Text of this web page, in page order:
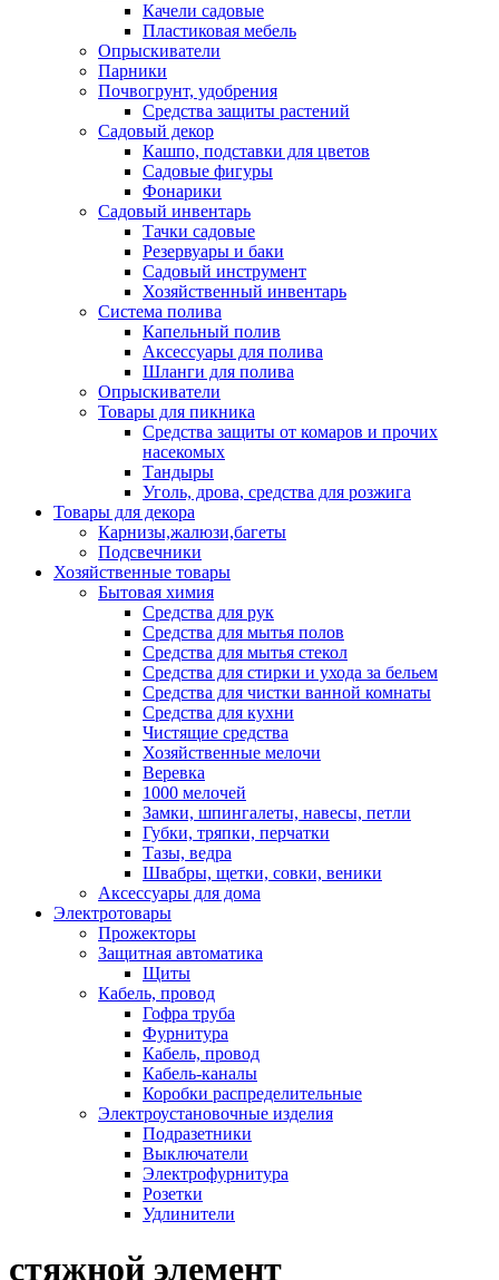
Качели садовые
Пластиковая мебель
Опрыскиватели
Парники
Почвогрунт, удобрения
Средства защиты растений
Садовый декор
Кашпо, подставки для цветов
Садовые фигуры
Фонарики
Садовый инвентарь
Тачки садовые
Резервуары и баки
Садовый инструмент
Хозяйственный инвентарь
Система полива
Капельный полив
Аксессуары для полива
Шланги для полива
Опрыскиватели
Товары для пикника
Средства защиты от комаров и прочих
насекомых
Тандыры
Уголь, дрова, средства для розжига
Товары для декора
Карнизы,жалюзи,багеты
Подсвечники
Хозяйственные товары
Бытовая химия
Средства для рук
Средства для мытья полов
Средства для мытья стекол
Средства для стирки и ухода за бельем
Средства для чистки ванной комнаты
Средства для кухни
Чистящие средства
Хозяйственные мелочи
Веревка
1000 мелочей
Замки, шпингалеты, навесы, петли
Губки, тряпки, перчатки
Тазы, ведра
Швабры, щетки, совки, веники
Аксессуары для дома
Электротовары
Прожекторы
Защитная автоматика
Щиты
Кабель, провод
Гофра труба
Фурнитура
Кабель, провод
Кабель-каналы
Коробки распределительные
Электроустановочные изделия
Подразетники
Выключатели
Электрофурнитура
Розетки
Удлинители
стяжной элемент